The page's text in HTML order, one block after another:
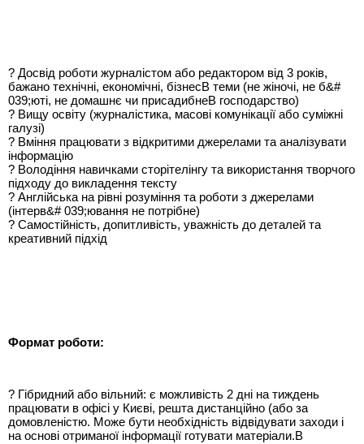
? Досвід роботи журналістом або редактором від 3 років,
бажано технічні, економічні, бізнесВ теми (не жіночі, не б&#
039;юті, не домашнє чи присадибнеВ господарство)
? Вищу освіту (журналістика, масові комунікації або суміжні
галузі)
? Вміння працювати з відкритими джерелами та аналізувати
інформацію
? Володіння навичками сторітелінгу та використання творчого
підходу до викладення тексту
? Англійська на рівні розуміння та роботи з джерелами
(інтерв&# 039;ювання не потрібне)
? Самостійність, допитливість, уважність до деталей та
креативний підхід
Формат роботи:
? Гібридний або вільний: є можливість 2 дні на тиждень
працювати в офісі у Києві, решта дистанційно (або за
домовленістю. Може бути необхідність відвідувати заходи і
на основі отриманої інформації готувати матеріали.В